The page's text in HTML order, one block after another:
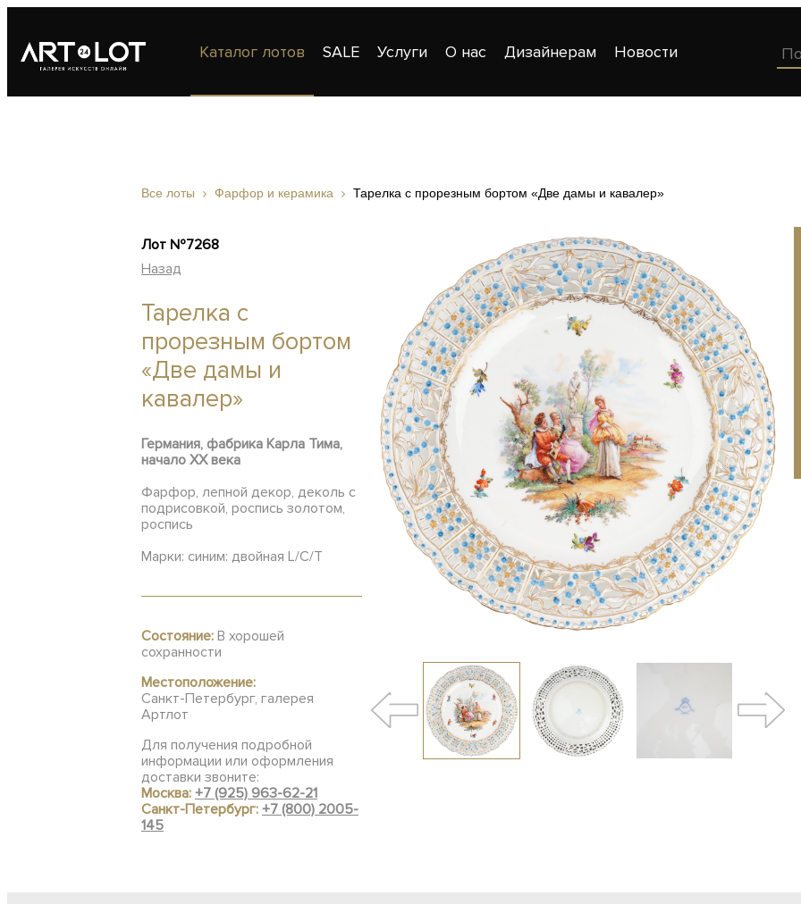
Каталог лотов SALE Услуги О нас Дизайнерам Новости
Все лоты Фарфор и керамика Тарелка с прорезным бортом «Две дамы и кавалер»
Лот №7268
Назад
Тарелка с
прорезным бортом
«Две дамы и
кавалер»
Германия, фабрика Карла Тима,
начало XX века
Фарфор, лепной декор, деколь с
подрисовкой, роспись золотом,
роспись
Марки: синим: двойная L/C/T
Состояние: В хорошей
сохранности
Местоположение:
Санкт-Петербург, галерея
Артлот
Для получения подробной
информации или оформления
доставки звоните:
Москва: +7 (925) 963-62-21
Санкт-Петербург: +7 (800) 2005-
145